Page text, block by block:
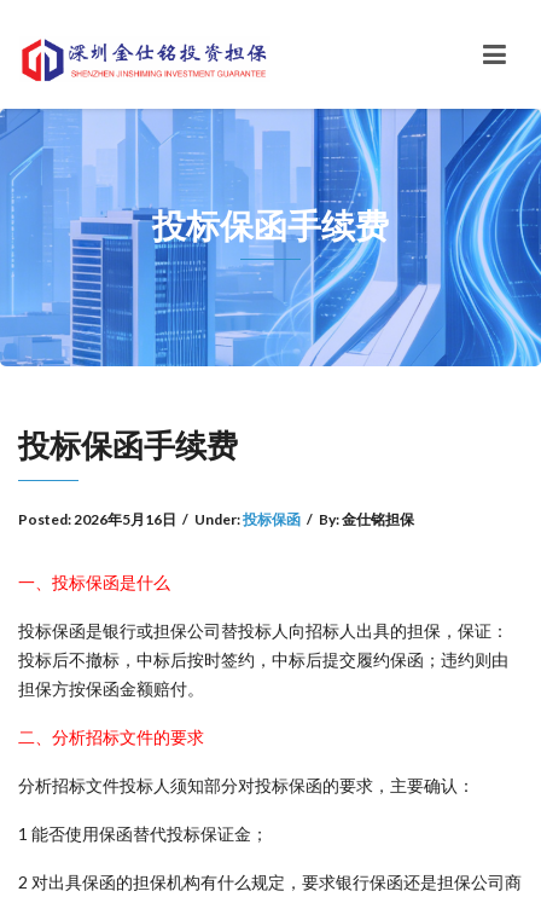
投标保函手续费
投标保函手续费
Posted:2026年5月16日 / Under:投标保函 / By:金仕铭担保
一、投标保函是什么
投标保函是银行或担保公司替投标人向招标人出具的担保，保证：
投标后不撤标，中标后按时签约，中标后提交履约保函；违约则由
担保方按保函金额赔付。
二、分析招标文件的要求
分析招标文件投标人须知部分对投标保函的要求，主要确认：
1 能否使用保函替代投标保证金；
2 对出具保函的担保机构有什么规定，要求银行保函还是担保公司商